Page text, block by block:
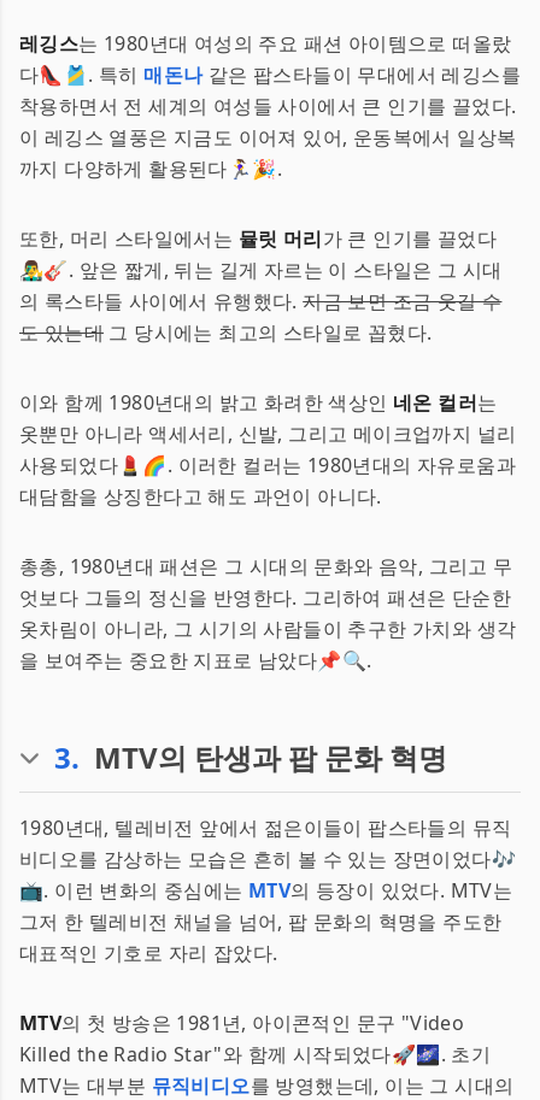
레깅스는 1980년대 여성의 주요 패션 아이템으로 떠올랐
다👠🎽. 특히 매돈나같은 팝스타들이 무대에서 레깅스를
착용하면서 전 세계의 여성들 사이에서 큰 인기를 끌었다.
이 레깅스 열풍은 지금도 이어져 있어, 운동복에서 일상복
까지 다양하게 활용된다🏃‍♀️🎉.
또한, 머리 스타일에서는 뮬릿 머리가 큰 인기를 끌었다
👨‍🎤🎸. 앞은 짧게, 뒤는 길게 자르는 이 스타일은 그 시대
의 록스타들 사이에서 유행했다.지금 보면 조금 웃길 수
도 있는데 그 당시에는 최고의 스타일로 꼽혔다.
이와 함께 1980년대의 밝고 화려한 색상인 네온 컬러는
옷뿐만 아니라 액세서리, 신발, 그리고 메이크업까지 널리
사용되었다💄🌈. 이러한 컬러는 1980년대의 자유로움과
대담함을 상징한다고 해도 과언이 아니다.
총총, 1980년대 패션은 그 시대의 문화와 음악, 그리고 무
엇보다 그들의 정신을 반영한다. 그리하여 패션은 단순한
옷차림이 아니라, 그 시기의 사람들이 추구한 가치와 생각
을 보여주는 중요한 지표로 남았다📌🔍.
3. MTV의 탄생과 팝 문화 혁명
1980년대, 텔레비전 앞에서 젊은이들이 팝스타들의 뮤직
비디오를 감상하는 모습은 흔히 볼 수 있는 장면이었다🎶
📺. 이런 변화의 중심에는 MTV의 등장이 있었다. MTV는
그저 한 텔레비전 채널을 넘어, 팝 문화의 혁명을 주도한
대표적인 기호로 자리 잡았다.
MTV의 첫 방송은 1981년, 아이콘적인 문구 "Video
Killed the Radio Star"와 함께 시작되었다🚀🌌. 초기
MTV는 대부분 뮤직비디오를 방영했는데, 이는 그 시대의